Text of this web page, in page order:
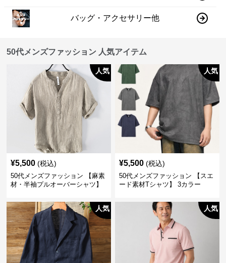
バッグ・アクセサリー他
50代メンズファッション 人気アイテム
人気
¥5,500 (税込)
50代メンズファッション 【麻素
材・半袖プルオーバーシャツ】
人気
¥5,500 (税込)
50代メンズファッション 【スエ
ード素材Tシャツ】 3カラー
人気 人気